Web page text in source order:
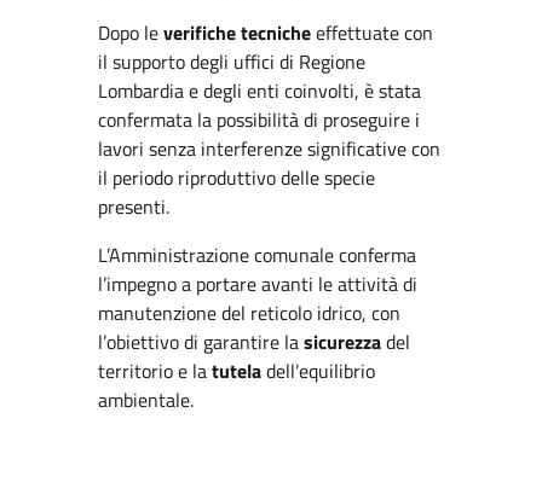
Dopo leverifiche tecnicheeffettuate con
il supporto degli uffici di Regione
Lombardia e degli enti coinvolti, è stata
confermata la possibilità di proseguire i
lavori senza interferenze significative con
il periodo riproduttivo delle specie
presenti.
L’Amministrazione comunale conferma
l’impegno a portare avanti le attività di
manutenzione del reticolo idrico, con
l’obiettivo di garantire lasicurezzadel
territorio e latuteladell’equilibrio
ambientale.